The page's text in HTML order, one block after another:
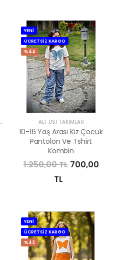
YENİ
ÜCRETSİZ KARGO
%44
ALT ÜST TAKIMLAR
10-16 Yaş Arası Kız Çocuk
Pantolon Ve Tshirt
Kombin
1.250,00 TL 700,00
TL
YENİ
ÜCRETSİZ KARGO
%42